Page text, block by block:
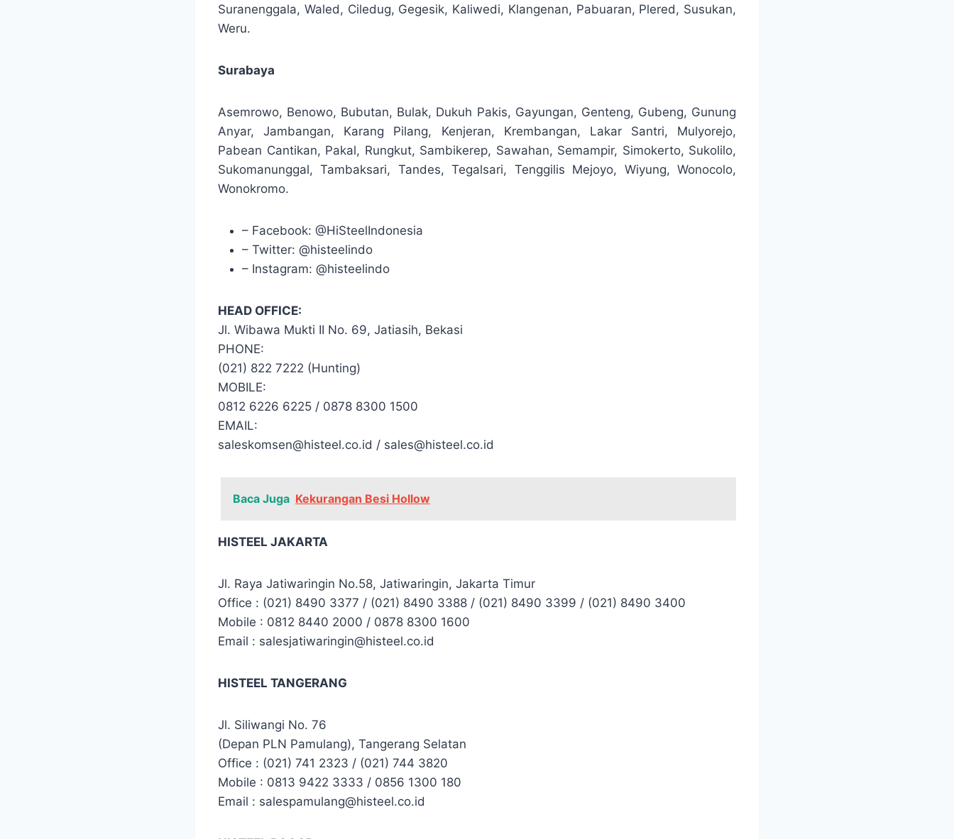
Suranenggala, Waled, Ciledug, Gegesik, Kaliwedi, Klangenan, Pabuaran, Plered, Susukan,
Weru.
Surabaya
Asemrowo, Benowo, Bubutan, Bulak, Dukuh Pakis, Gayungan, Genteng, Gubeng, Gunung
Anyar, Jambangan, Karang Pilang, Kenjeran, Krembangan, Lakar Santri, Mulyorejo,
Pabean Cantikan, Pakal, Rungkut, Sambikerep, Sawahan, Semampir, Simokerto, Sukolilo,
Sukomanunggal, Tambaksari, Tandes, Tegalsari, Tenggilis Mejoyo, Wiyung, Wonocolo,
Wonokromo.
– Facebook: @HiSteelIndonesia
– Twitter: @histeelindo
– Instagram: @histeelindo
HEAD OFFICE:
Jl. Wibawa Mukti II No. 69, Jatiasih, Bekasi
PHONE:
(021) 822 7222 (Hunting)
MOBILE:
0812 6226 6225 / 0878 8300 1500
EMAIL:
saleskomsen@histeel.co.id / sales@histeel.co.id
Baca Juga Kekurangan Besi Hollow
HISTEEL JAKARTA
Jl. Raya Jatiwaringin No.58, Jatiwaringin, Jakarta Timur
Office : (021) 8490 3377 / (021) 8490 3388 / (021) 8490 3399 / (021) 8490 3400
Mobile : 0812 8440 2000 / 0878 8300 1600
Email : salesjatiwaringin@histeel.co.id
HISTEEL TANGERANG
Jl. Siliwangi No. 76
(Depan PLN Pamulang), Tangerang Selatan
Office : (021) 741 2323 / (021) 744 3820
Mobile : 0813 9422 3333 / 0856 1300 180
Email : salespamulang@histeel.co.id